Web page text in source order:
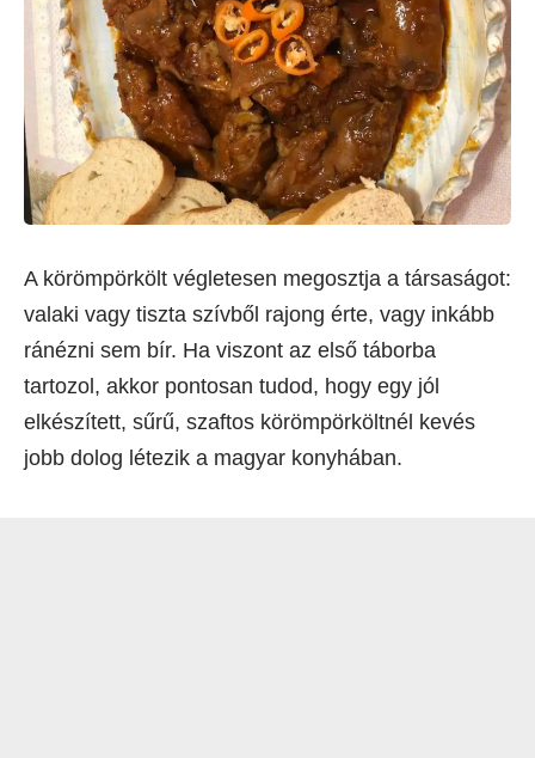
A körömpörkölt végletesen megosztja a társaságot:
valaki vagy tiszta szívből rajong érte, vagy inkább
ránézni sem bír. Ha viszont az első táborba
tartozol, akkor pontosan tudod, hogy egy jól
elkészített, sűrű, szaftos körömpörköltnél kevés
jobb dolog létezik a magyar konyhában.